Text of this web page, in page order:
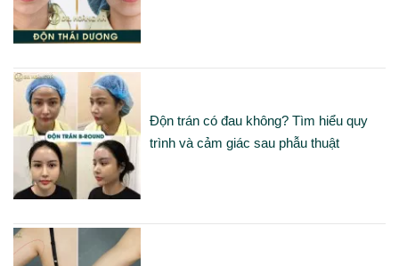
Độn trán có đau không? Tìm hiểu quy
trình và cảm giác sau phẫu thuật